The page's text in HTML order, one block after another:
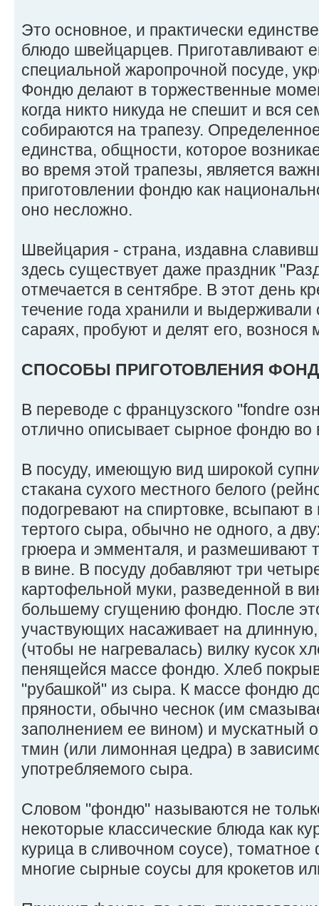
Это основное, и практически
блюдо швейцарцев. Приготавливают
специальной жаропрочной посуде,
Фондю делают в торжественные
когда никто никуда не спешит и вся
собираются на трапезу.
единства, общности, которое
во время этой трапезы, является
приготовлении фондю как
оно несложно.
Швейцария - страна, издавна
здесь существует даже праздник
отмечается в сентябре. В этот день
течение года хранили и
сараях, пробуют и делят его, вознося
СПОСОБЫ ПРИГОТОВЛЕНИЯ
В переводе с французского "fondre
отлично описывает сырное фондю во
В посуду, имеющую вид широкой
стакана сухого местного белого
подогревают на спиртовке, всыпают
тертого сыра, обычно не одного, а
грюера и эмменталя, и размешивают
в вине. В посуду добавляют три
картофельной муки, разведенной в
большему сгущению фондю. После
участвующих насаживает на
(чтобы не нагревалась) вилку кусок
пенящейся массе фондю. Хлеб
"рубашкой" из сыра. К массе фондю
пряности, обычно чеснок (им
заполнением ее вином) и мускатный
тмин (или лимонная цедра) в
употребляемого сыра.
Словом "фондю" называются не
некоторые классические блюда как
курица в сливочном соусе),
многие сырные соусы для крокетов